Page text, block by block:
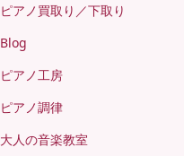
ピアノ買取り／下取り
Blog
ピアノ工房
ピアノ調律
大人の音楽教室